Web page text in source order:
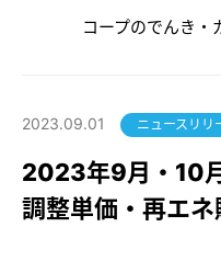
コープのでんき・
2023.09.01 ニュースリリ
2023年9月・10
調整単価・再エ